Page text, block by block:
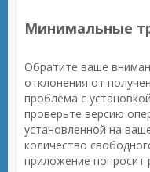
Минимальные
Обратите ваше
отклонения от
проблема с
проверьте версию
установленной на
количество
приложение попросит